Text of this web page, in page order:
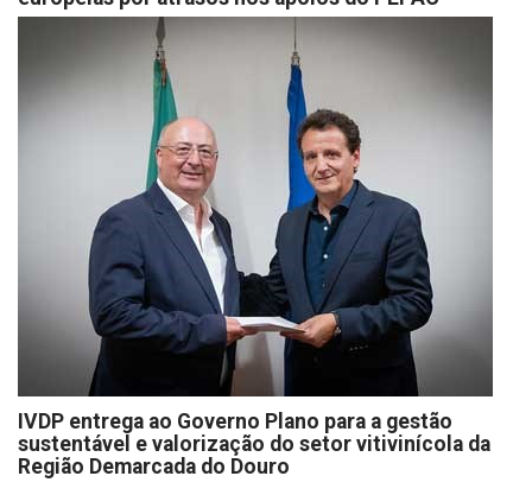
IVDP entrega ao Governo Plano para a gestão
sustentável e valorização do setor vitivinícola da
Região Demarcada do Douro